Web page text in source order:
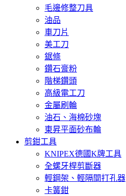
毛邊修整刀具
油品
車刀片
美工刀
鋸條
鑽石膏粉
階梯鑽頭
高級電工刀
金屬刷輪
油石、海棉砂塊
東昇平面砂布輪
剪鉗工具
KNIPEX德國K牌工具
全螺牙桿剪斷器
輕鋼架、輕隔間打孔器
卡簧鉗